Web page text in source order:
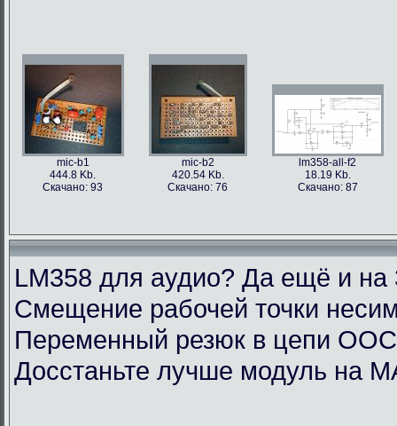
mic-b1
444.8 Kb.
Скачано: 93
mic-b2
420.54 Kb.
Скачано: 76
lm358-all-f2
18.19 Kb.
Скачано: 87
LM358 для аудио? Да ещё и на
Смещение рабочей точки
Переменный резюк в цепи
Досстаньте лучше модуль на